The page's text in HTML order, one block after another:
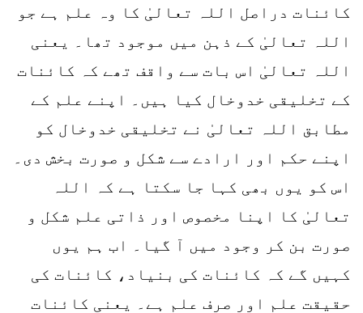
کائنات دراصل اللہ تعالیٰ کا وہ علم ہے جو
اللہ تعالیٰ کے ذہن میں موجود تھا۔ یعنی
اللہ تعالیٰ اس بات سے واقف تھے کہ کائنات
کے تخلیقی خدوخال کیا ہیں۔ اپنے علم کے
مطابق اللہ تعالیٰ نے تخلیقی خدوخال کو
اپنے حکم اور ارادے سے شکل و صورت بخش دی۔
اس کو یوں بھی کہا جا سکتا ہے کہ اللہ
تعالیٰ کا اپنا مخصوص اور ذاتی علم شکل و
صورت بن کر وجود میں آ گیا۔ اب ہم یوں
کہیں گے کہ کائنات کی بنیاد، کائنات کی
حقیقت علم اور صرف علم ہے۔ یعنی کائنات